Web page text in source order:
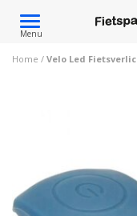
Toggle
navigation
Menu
Home / Velo Led